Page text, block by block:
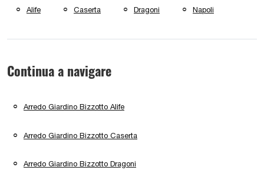
Alife Caserta Dragoni Napoli
Continua a navigare
Arredo Giardino Bizzotto Alife
Arredo Giardino Bizzotto Caserta
Arredo Giardino Bizzotto Dragoni